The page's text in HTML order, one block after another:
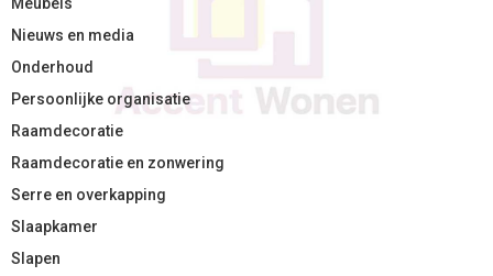
Nieuws en media
Onderhoud
Persoonlijke organisatie
Raamdecoratie
Raamdecoratie en zonwering
Serre en overkapping
Slaapkamer
Slapen